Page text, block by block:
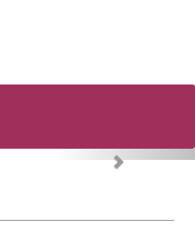
Next